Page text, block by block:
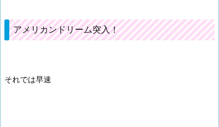
アメリカンドリーム突入！
それでは早速